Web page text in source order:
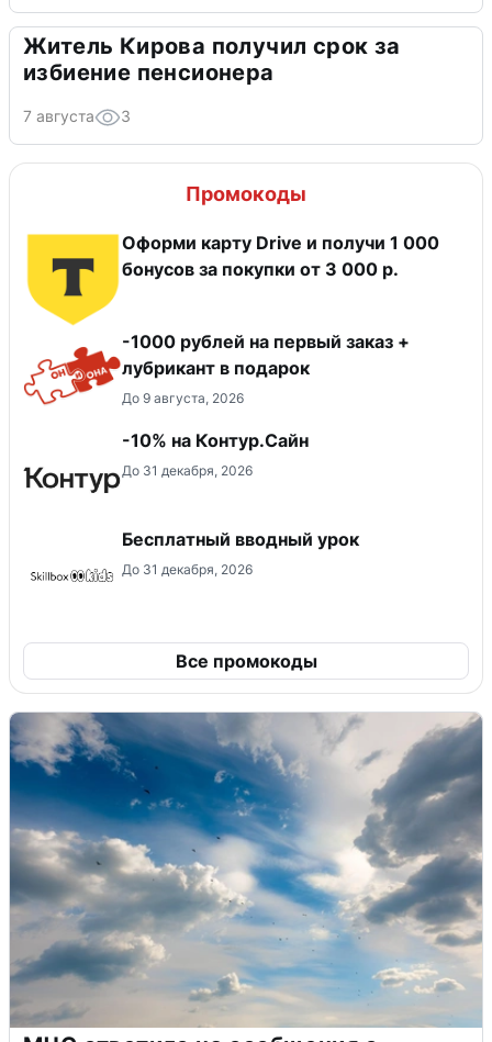
Житель Кирова получил срок за
избиение пенсионера
7 августа 3
Промокоды
Оформи карту Drive и получи 1 000
бонусов за покупки от 3 000 р.
-1000 рублей на первый заказ +
лубрикант в подарок
До 9 августа, 2026
-10% на Контур.Сайн
До 31 декабря, 2026
Бесплатный вводный урок
До 31 декабря, 2026
Все промокоды